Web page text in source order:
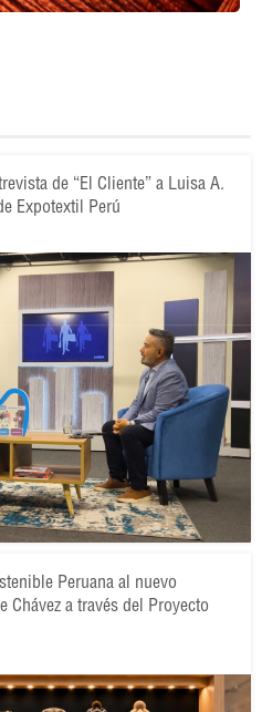
de “El Cliente” a Luisa A.
Expotextil Perú
Peruana al nuevo
Chávez a través del Proyecto